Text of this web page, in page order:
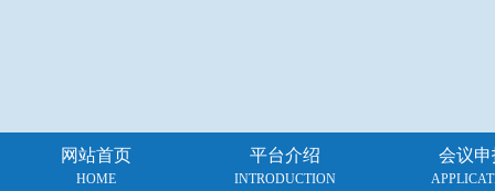
网站首页
HOME
平台介绍
INTRODUCTION
会议申